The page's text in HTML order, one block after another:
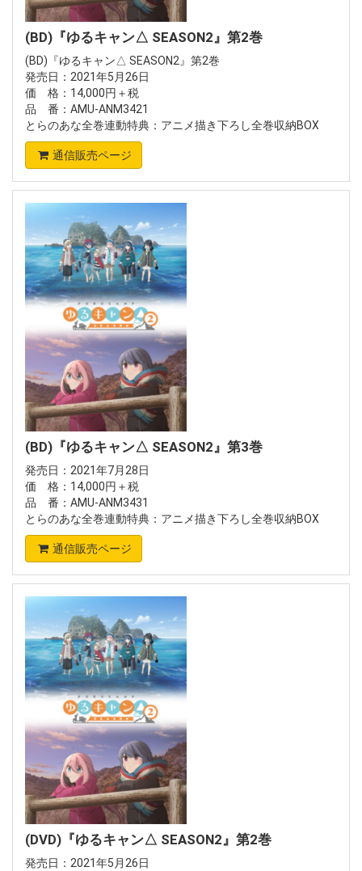
(BD)『ゆるキャン△ SEASON2』第2巻
(BD)『ゆるキャン△ SEASON2』第2巻
発売日：2021年5月26日
価 格：14,000円＋税
品 番：AMU-ANM3421
とらのあな全巻連動特典：アニメ描き下ろし全巻収納BOX
通信販売ページ
(BD)『ゆるキャン△ SEASON2』第3巻
発売日：2021年7月28日
価 格：14,000円＋税
品 番：AMU-ANM3431
とらのあな全巻連動特典：アニメ描き下ろし全巻収納BOX
通信販売ページ
(DVD)『ゆるキャン△ SEASON2』第2巻
発売日：2021年5月26日